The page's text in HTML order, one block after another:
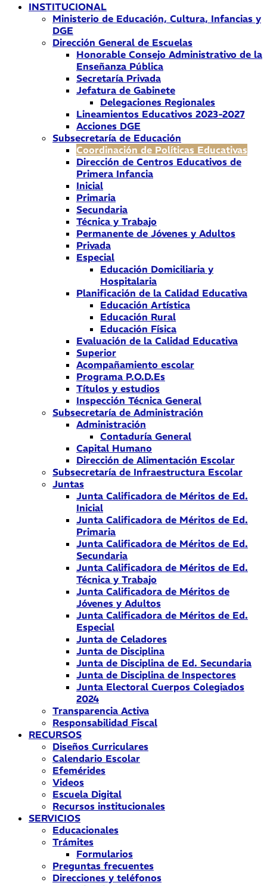
INSTITUCIONAL
Ministerio de Educación, Cultura, Infancias y
DGE
Dirección General de Escuelas
Honorable Consejo Administrativo de la
Enseñanza Pública
Secretaría Privada
Jefatura de Gabinete
Delegaciones Regionales
Lineamientos Educativos 2023-2027
Acciones DGE
Subsecretaría de Educación
Coordinación de Políticas Educativas
Dirección de Centros Educativos de
Primera Infancia
Inicial
Primaria
Secundaria
Técnica y Trabajo
Permanente de Jóvenes y Adultos
Privada
Especial
Educación Domiciliaria y
Hospitalaria
Planificación de la Calidad Educativa
Educación Artística
Educación Rural
Educación Física
Evaluación de la Calidad Educativa
Superior
Acompañamiento escolar
Programa P.O.D.Es
Títulos y estudios
Inspección Técnica General
Subsecretaría de Administración
Administración
Contaduría General
Capital Humano
Dirección de Alimentación Escolar
Subsecretaría de Infraestructura Escolar
Juntas
Junta Calificadora de Méritos de Ed.
Inicial
Junta Calificadora de Méritos de Ed.
Primaria
Junta Calificadora de Méritos de Ed.
Secundaria
Junta Calificadora de Méritos de Ed.
Técnica y Trabajo
Junta Calificadora de Méritos de
Jóvenes y Adultos
Junta Calificadora de Méritos de Ed.
Especial
Junta de Celadores
Junta de Disciplina
Junta de Disciplina de Ed. Secundaria
Junta de Disciplina de Inspectores
Junta Electoral Cuerpos Colegiados
2024
Transparencia Activa
Responsabilidad Fiscal
RECURSOS
Diseños Curriculares
Calendario Escolar
Efemérides
Videos
Escuela Digital
Recursos institucionales
SERVICIOS
Educacionales
Trámites
Formularios
Preguntas frecuentes
Direcciones y teléfonos